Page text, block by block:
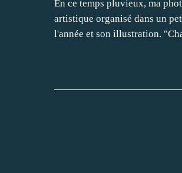
En ce temps pluvieux, ma
artistique organisé dans un
l'année et son illustration.